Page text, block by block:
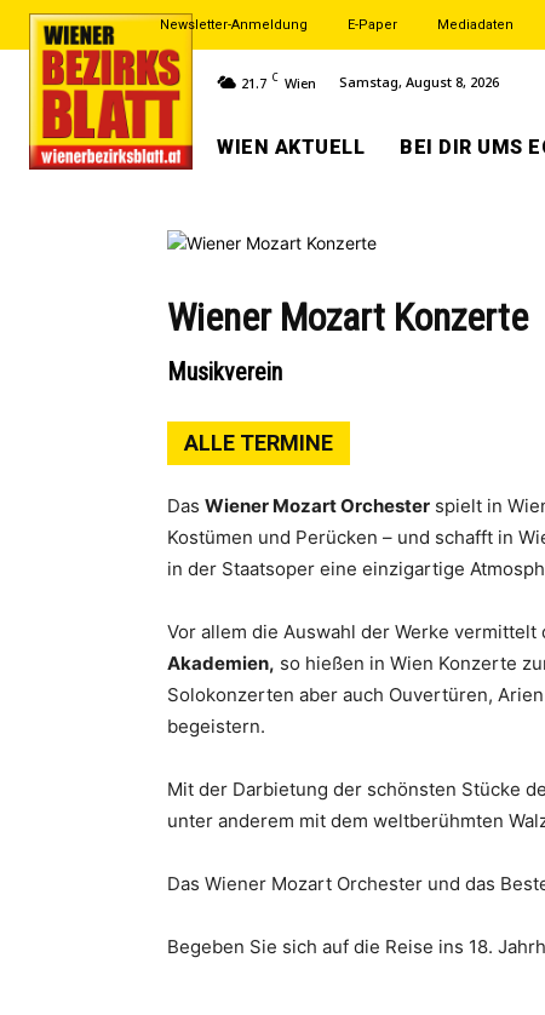
Newsletter-Anmeldung E-Paper Mediadaten
21.7 C Wien Samstag, August 8, 2026
WIEN AKTUELL BEI DIR UMS
Wiener Mozart Konzerte
Musikverein
ALLE TERMINE
Das Wiener Mozart Orchester spielt in
Kostümen und Perücken – und schafft in
in der Staatsoper eine einzigartige
Vor allem die Auswahl der Werke
Akademien, so hießen in Wien Konzerte
Solokonzerten aber auch Ouvertüren,
begeistern.
Mit der Darbietung der schönsten Stücke
unter anderem mit dem weltberühmten
Das Wiener Mozart Orchester und das
Begeben Sie sich auf die Reise ins 18.